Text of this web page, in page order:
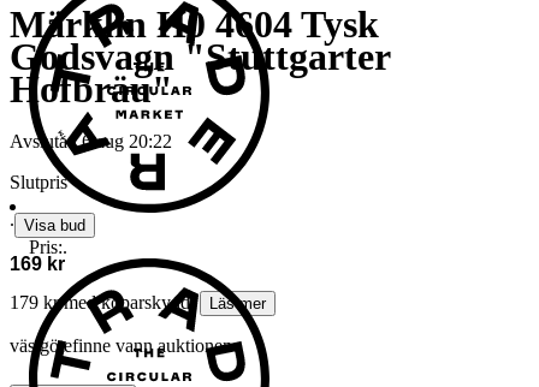
Märklin H0 4604 Tysk
Godsvagn "Stuttgarter
Hofbräu"
Avslutad 6 aug 20:22
Slutpris
∙ Visa bud
169 kr
179 kr med köparskydd.
Läs mer
västgötefinne vann auktionen
Pris:.